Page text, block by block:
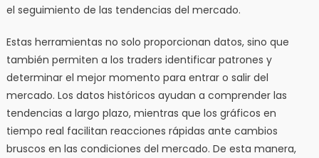
el seguimiento de las tendencias del mercado.
Estas herramientas no solo proporcionan datos, sino que
también permiten a los traders identificar patrones y
determinar el mejor momento para entrar o salir del
mercado. Los datos históricos ayudan a comprender las
tendencias a largo plazo, mientras que los gráficos en
tiempo real facilitan reacciones rápidas ante cambios
bruscos en las condiciones del mercado. De esta manera,